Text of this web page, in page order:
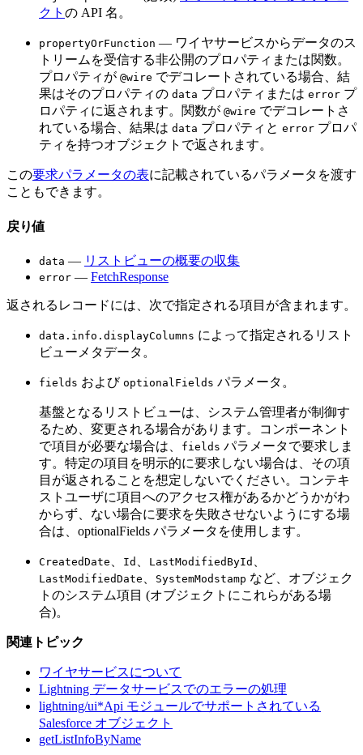
クト の API 名。
propertyOrFunction — ワイヤサービスからデータのス
トリームを受信する非公開のプロパティまたは関数。
プロパティが @wire でデコレートされている場合、結
果はそのプロパティの data プロパティまたは error プ
ロパティに返されます。関数が @wire でデコレートさ
れている場合、結果は data プロパティと error プロパ
ティを持つオブジェクトで返されます。
この要求パラメータの表に記載されているパラメータを渡す
こともできます。
戻り値
data — リストビューの概要の収集
error — FetchResponse
返されるレコードには、次で指定される項目が含まれます。
data.info.displayColumns によって指定されるリスト
ビューメタデータ。
fields および optionalFields パラメータ。
基盤となるリストビューは、システム管理者が制御す
るため、変更される場合があります。コンポーネント
で項目が必要な場合は、
fields パラメータで要求しま
す。特定の項目を明示的に要求しない場合は、その項
目が返されることを想定しないでください。コンテキ
ストユーザに項目へのアクセス権があるかどうかがわ
からず、ない場合に要求を失敗させないようにする場
合は、optionalFields パラメータを使用します。
CreatedDate Id LastModifiedById
LastModifiedDate SystemModstamp など、オブジェク
トのシステム項目 (オブジェクトにこれらがある場
合)。
関連トピック
ワイヤサービスについて
Lightning データサービスでのエラーの処理
lightning/ui*Api モジュールでサポートされている
Salesforce オブジェクト
getListInfoByName